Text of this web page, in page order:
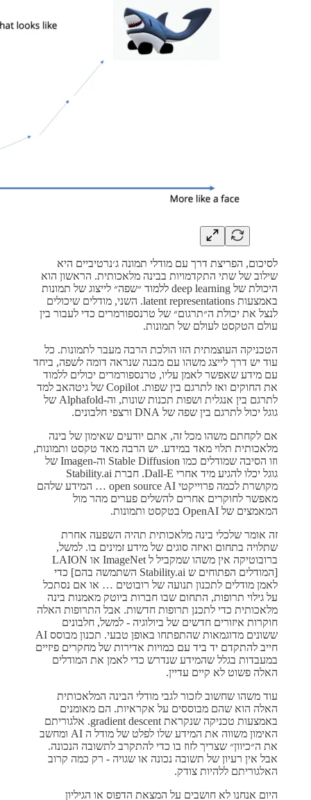
לסיכום, הפריצת דרך עם מודלי תמונה ג׳נרטיביים היא
שילוב של שתי התקדמויות בבינה מלאכותית. הראשון הוא
היכולת של deep learning ללמוד ״שפה״ לייצוג של תמונות
באמצעות latent representations. השני, מודלים שיכולים
לנצל את יכולת ה״תרגום״ של טרנספורמרים כדי לעבור בין
עולם הטקסט לעולם של תמונות.
הטכניקה העוצמתית הזו הולכת הרבה מעבר לתמונות. כל
עוד יש דרך לייצג משהו עם מבנה שנראה דומה לשפה, ביחד
עם מידע שאפשר לאמן עליו, טרנספורמרים יכולים ללמוד
את החוקים ואז לתרגם בין שפות. Copilot של גיטהאב למד
לתרגם בין אנגלית ושפות תכנות שונות, וה-Alphafold של
גוגל יכול לתרגם בין שפה של DNA ורצפי חלבונים.
אם לקחתם משהו מכל זה, אתם יודעים שאימון של בינה
מלאכותית תלוי מאד במידע. יש הרבה מאד טקסט ותמונות,
וזו הסיבה שמודלים כמו Stable Diffusion וה-Imagen של
גוגל יכלו להגיע מיד אחרי Dall-E. חברת Stability.ai
מקושרת לכמה פרוייקטי open source AI … המידע שלהם
מאפשר לחוקרים אחרים להשלים פערים מהר מול
המאמצים של OpenAI בטקסט ותמונות.
זה אומר שלכלי בינה מלאכותית תהיה השפעה אחרת
שתלויה בתחום ואיזה סוגים של מידע זמינים בו. למשל,
ברובוטיקה אין משהו שמקביל ל ImageNet או LAION
[המודלים הפתוחים ש Stability.ai השתמשה בהם] כדי
לאמן מודלים לתכנון תנועה של רובוטים … או אם נסתכל
על גילוי תרופות, התחום שבו חברות ביוטק מאמנות בינה
מלאכותית כדי לתכנן תרופות חדשות. אבל התרופות האלה
חוקרות איזורים חדשים של ביולוגיה - למשל, חלבונים
ששונים מדוגמאות שהתפתחו באופן טבעי. תכנון מבוסס AI
חייב להתקדם יד ביד עם כמויות אדירות של מחקרים פיזיים
במעבדות בגלל שהמידע שנדרש כדי לאמן את המודלים
האלה פשוט לא קיים עדיין.
עוד משהו שחשוב לזכור לגבי מודלי הבינה המלאכותית
האלה הוא שהם מבוססים על אקראיות. הם מאומנים
באמצעות טכניקה שנקראת gradient descent. אלגוריתם
האימון משווה את המידע שלו לפלט של מודל ה AI ומחשב
את ה״כיוון״ שצריך לזוז בו כדי להתקרב לתשובה הנכונה.
אבל אין רעיון של תשובה נכונה או שגויה - רק כמה קרוב
האלגוריתם ללהיות צודק.
היום אנחנו לא חושבים על המצאת הדפוס או הגיליון